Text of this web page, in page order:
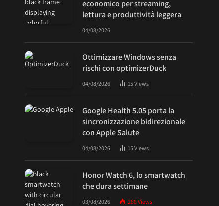
economico per streaming,
lettura e produttività leggera
04/08/2026
Ottimizzare Windows senza
rischi con optimizerDuck
04/08/2026 15Views
Google Health 5.05 porta la
sincronizzazione bidirezionale
con Apple Salute
04/08/2026 15Views
Honor Watch 6, lo smartwatch
che dura settimane
03/08/2026 288Views